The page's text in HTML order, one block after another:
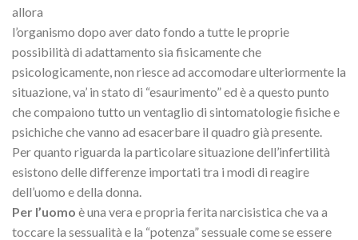
allora
l’organismo dopo aver dato fondo a tutte le proprie
possibilità di adattamento sia fisicamente che
psicologicamente, non riesce ad accomodare ulteriormente la
situazione, va’ in stato di “esaurimento” ed è a questo punto
che compaiono tutto un ventaglio di sintomatologie fisiche e
psichiche che vanno ad esacerbare il quadro già presente.
Per quanto riguarda la particolare situazione dell’infertilità
esistono delle differenze importati tra i modi di reagire
dell’uomo e della donna.
Per l’uomo è una vera e propria ferita narcisistica che va a
toccare la sessualità e la “potenza” sessuale come se essere